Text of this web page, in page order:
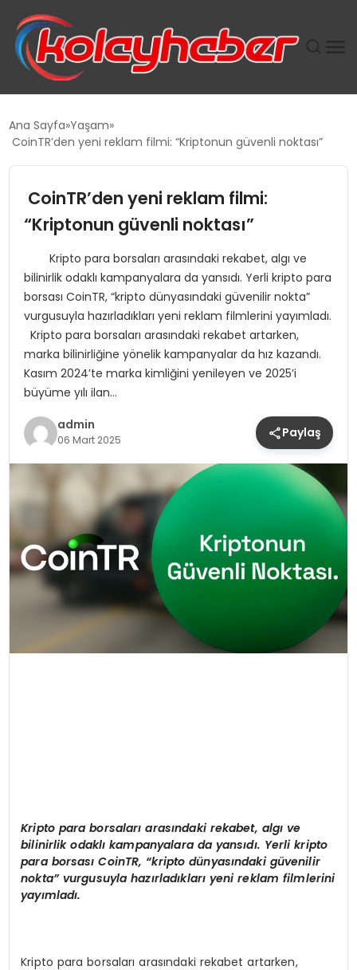
TANYER YAPI ZEMIN MÜHENDISLIĞINDE HEDEF
BÜYÜTTÜ
TOROSLAR’DA PAZAR GERGİNLİĞİ!
Ana Sayfa Yaşam
CoinTR’den yeni reklam filmi: “Kriptonun güvenli noktası”
CoinTR’den yeni reklam filmi:
“Kriptonun güvenli noktası”
Kripto para borsaları arasındaki rekabet, algı ve
bilinirlik odaklı kampanyalara da yansıdı. Yerli kripto para
borsası CoinTR, “kripto dünyasındaki güvenilir nokta”
vurgusuyla hazırladıkları yeni reklam filmlerini yayımladı.
Kripto para borsaları arasındaki rekabet artarken,
marka bilinirliğine yönelik kampanyalar da hız kazandı.
Kasım 2024’te marka kimliğini yenileyen ve 2025’i
büyüme yılı ilan…
admin
06 Mart 2025 Paylaş
Kripto para borsaları arasındaki rekabet, algı ve
bilinirlik odaklı kampanyalara da yansıdı. Yerli kripto
para borsasıCoinTR, “kripto dünyasındaki güvenilir
nokta” vurgusuyla hazırladıkları yeni reklam filmlerini
yayımladı.
Kripto para borsaları arasındaki rekabet artarken,